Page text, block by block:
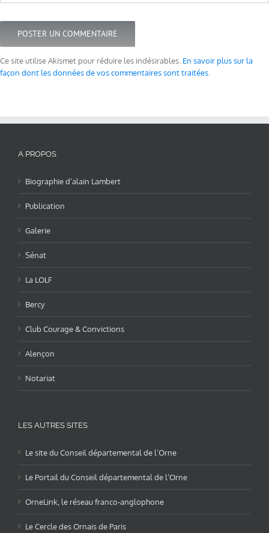
Ce site utilise Akismet pour réduire les indésirables. En savoir plus sur la
façon dont les données de vos commentaires sont traitées
A PROPOS
Biographie d’alain Lambert
Publication
Galerie
Sénat
La LOLF
Bercy
Club Courage & Convictions
Alençon
Notariat
LES AUTRES SITES
Le site du Conseil départemental de l’Orne
Le Portail du Conseil départemental de l’Orne
OrneLink, le réseau franco-anglophone
Le Cercle des Ornais de Paris